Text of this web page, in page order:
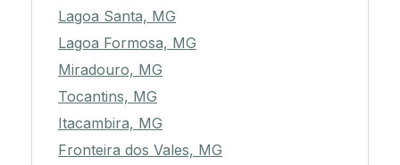
Lagoa Santa, MG
Lagoa Formosa, MG
Miradouro, MG
Tocantins, MG
Itacambira, MG
Fronteira dos Vales, MG